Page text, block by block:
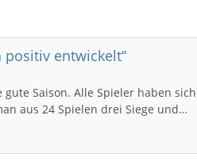
positiv entwickelt“
Saison. Alle Spieler haben sich
aus 24 Spielen drei Siege und…